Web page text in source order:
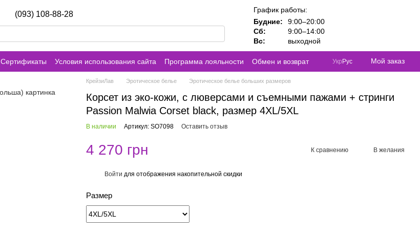
(093) 108-88-28
График работы:
Будние:
9:00–20:00
Сб:
9:00–14:00
Вс:
выходной
Сертификаты Условия использования сайта Программа лояльности
Обмен и возврат
Укр Рус Мой заказ
КрейзиЛав Эротическое белье Эротическое белье больших размеров
Корсет из эко-кожи, с люверсами и съемными пажами + стринги
Passion Malwia Corset black, размер 4XL/5XL
В наличии Артикул: SO7098 Оставить отзыв
4 270 грн К сравнению В желания
Войти для отображения накопительной скидки
Размер